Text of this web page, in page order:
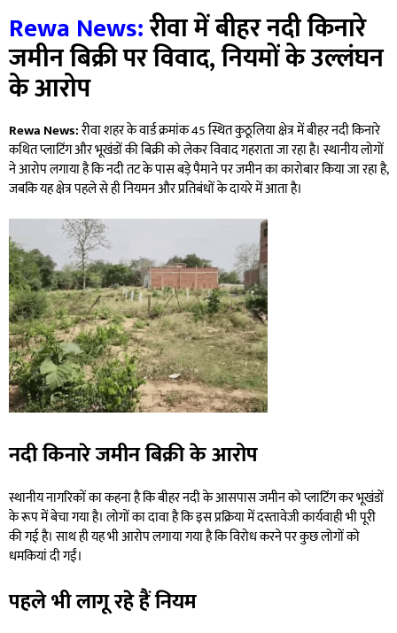
Rewa News:रीवा में बीहर नदी किनारे
जमीन बिक्री पर विवाद, नियमों के उल्लंघन
के आरोप
Rewa News:रीवा शहर के वार्ड क्रमांक 45 स्थित कुठूलिया क्षेत्र में बीहर नदी किनारे
कथित प्लाटिंग और भूखंडों की बिक्री को लेकर विवाद गहराता जा रहा है। स्थानीय लोगों
ने आरोप लगाया है कि नदी तट के पास बड़े पैमाने पर जमीन का कारोबार किया जा रहा है,
जबकि यह क्षेत्र पहले से ही नियमन और प्रतिबंधों के दायरे में आता है।
नदी किनारे जमीन बिक्री के आरोप
स्थानीय नागरिकों का कहना है कि बीहर नदी के आसपास जमीन को प्लाटिंग कर भूखंडों
के रूप में बेचा गया है। लोगों का दावा है कि इस प्रक्रिया में दस्तावेजी कार्यवाही भी पूरी
की गई है। साथ ही यह भी आरोप लगाया गया है कि विरोध करने पर कुछ लोगों को
धमकियां दी गईं।
पहले भी लागू रहे हैं नियम